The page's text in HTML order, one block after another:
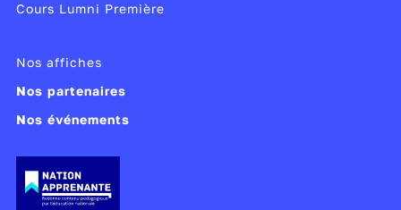
Cours Lumni Première
Nos affiches
Nos partenaires
Nos événements